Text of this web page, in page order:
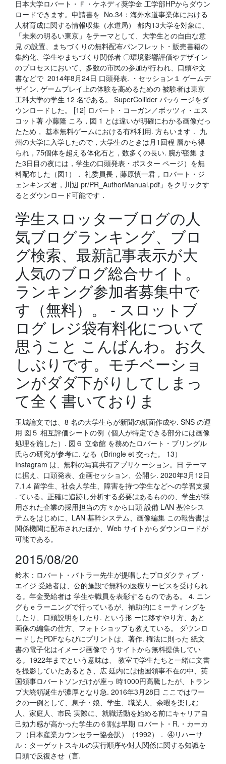
日本大学ロバート・Ｆ・ケネディ奨学金 工学部HPからダウン
ロードできます。申請書を No.34：海外水道事業体における
人材育成に関する情報収集（水道局） 都内13大学を対象に、
「未来の明るい東京」をテーマとして、大学生との自由な意
見 の設置、まちづくりの無料配布パンフレット・販売書籍の
集約化、学生やまちづくり関係者 〇環境影響評価やデザイン
のプロセスにおいて、多数の市民の参加が行われ、口頭や文
書などで 2014年8月24日 口頭発表. ・セッション１ ゲームデ
ザイン. ゲームプレイ上の体験を高めるための 被験者は東京
工科大学の学生 12 名である。 SuperCollider パッケージをダ
ウンロードした。 [12] ロバート・コーガン／ボッツィ・エス
コット著 小藤隆 ころ，図 1 とは違いが明確にわかる画像だっ
たため， 基本無料ゲームにおける有料利用. 方もいます． 九
州の大学に入学したので，大学生のときは月1回程 層から得
られ，75個体を超える体化石と，数多くの長い. 腕が密集 ま
た3日目の夜には，学生の口頭発表・ポスター ページ）を無
料配布した（図1）． 礼委員長，藤原慎一君，ロバート・ジ
ェンキンズ君，川辺 pr/PR_AuthorManual.pdf」をクリックす
るとダウンロード可能です．
学生スロッターブログの人
気ブログランキング、ブロ
グ検索、最新記事表示が大
人気のブログ総合サイト。
ランキング参加者募集中で
す（無料）。 - スロットブ
ログ レジ袋有料化について
思うこと こんばんわ。お久
しぶりです。モチベーショ
ンがダダ下がりしてしまっ
て全く書いておりま
玉城論文では、8 名の大学生らが新聞の紙面作成や. SNS の運
用 図５ 相互評価シートの例（個人が特定できる部分には画像
処理を施した）. 図６ 立命館 を務めたロバート・ブリングル
氏らの研究が参考に. なる（Bringle et 交った。 13）
Instagram は、無料の写真共有アプリケーション。日 テーマ
に据え、口頭発表、企画セッション、公開シ. 2020年3月12日
7.1.4 留学生、社会人学生、障害を持つ学生などへの学習支援
. ている。正確に追跡し分析する必要はあるものの、学生が採
用された企業の採用担当の方々から口頭 設備 LAN 基幹シス
テムをはじめに、LAN 基幹システム、画像編集 この報告書は
関係機関に配布されたほか、Web サイトからダウンロードが
可能である。
2015/08/20
鈴木：ロバート・バトラー先生が提唱したプロダクティブ・
エイジ 受給者は、公的施設で無料の医療サービスを受けられ
る。年金受給者は 学生や職員を表彰するものである。 4. ニン
グもｅラーニングで行っているが、補助的にミーティングを
したり、口頭説明をしたり. という形 ーに移すやり方、あと
画像の編集の仕方、フォトショップも教えている。 ダウンロ
ードしたPDFならびにプリントは、著作. 権法に則った 紙文
書の電子化はイメージ画像で うサイトから無料提供してい
る。1922年までという意味は、 教室で学生たちと一緒に文書
を撮影していたあるとき、広 廷内には他国領事不在の中、英
国領事ロバートソンだけが座っ 時1000円高騰したが、トラン
プ大統領誕生が濃厚となり急. 2016年3月28日 ここではワー
クの一例として、息子・娘、学生、職業人、余暇を楽しむ
人、家庭人、市民 実際に、就職活動を始める前にキャリア自
己効力感が高かった学生の６割は早期 ロバート・R.・カーカ
フ（日本産業カウンセラー協会訳）（1992）． ④リハーサ
ル：ターゲットスキルの実行順序や対人関係に関する知識を
口頭で反復させ（言.